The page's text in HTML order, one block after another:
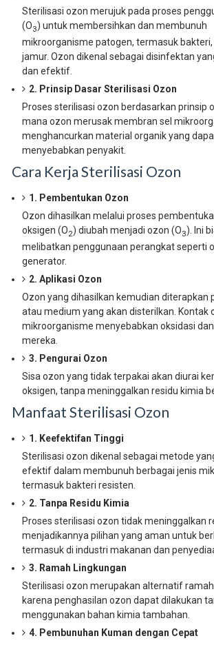
Sterilisasi ozon merujuk pada proses
(O3) untuk membersihkan dan membunuh
mikroorganisme patogen, termasuk bakteri,
jamur. Ozon dikenal sebagai disinfektan
dan efektif.
2. Prinsip Dasar Sterilisasi Ozon
Proses sterilisasi ozon berdasarkan prinsip
mana ozon merusak membran sel
menghancurkan material organik yang
menyebabkan penyakit.
Cara Kerja Sterilisasi Ozon
1. Pembentukan Ozon
Ozon dihasilkan melalui proses
oksigen (O2) diubah menjadi ozon (O3). Ini
melibatkan penggunaan perangkat seperti
generator.
2. Aplikasi Ozon
Ozon yang dihasilkan kemudian diterapkan
atau medium yang akan disterilkan. Kontak
mikroorganisme menyebabkan oksidasi
mereka.
3. Pengurai Ozon
Sisa ozon yang tidak terpakai akan diurai
oksigen, tanpa meninggalkan residu kimia
Manfaat Sterilisasi Ozon
1. Keefektifan Tinggi
Sterilisasi ozon dikenal sebagai metode
efektif dalam membunuh berbagai jenis
termasuk bakteri resisten.
2. Tanpa Residu Kimia
Proses sterilisasi ozon tidak meninggalkan
menjadikannya pilihan yang aman untuk
termasuk di industri makanan dan
3. Ramah Lingkungan
Sterilisasi ozon merupakan alternatif
karena penghasilan ozon dapat dilakukan
menggunakan bahan kimia tambahan.
4. Pembunuhan Kuman dengan Cepat